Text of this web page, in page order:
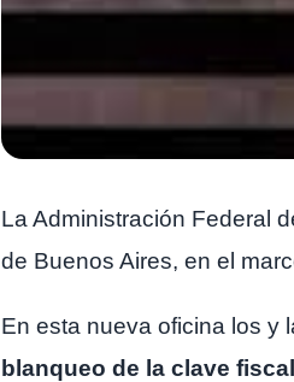
La Administración Federal
de Buenos Aires, en el
En esta nueva oficina los y
blanqueo de la clave fiscal